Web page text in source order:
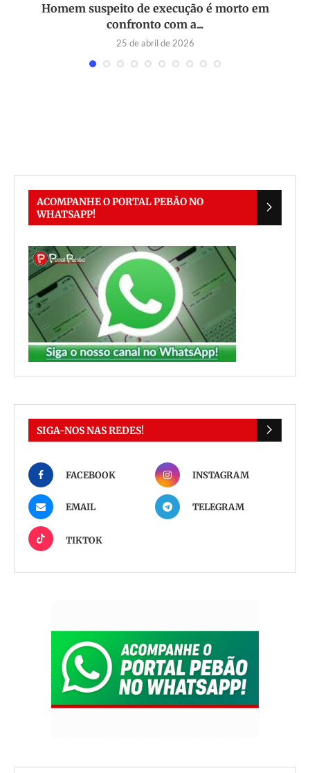
Homem suspeito de execução é morto em
confronto com a...
25 de abril de 2026
ACOMPANHE O PORTAL PEBÃO NO
WHATSAPP!
SIGA-NOS NAS REDES!
FACEBOOK INSTAGRAM
EMAIL TELEGRAM
TIKTOK